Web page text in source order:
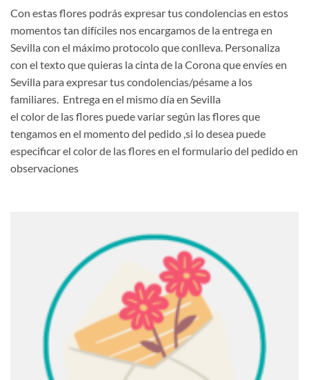
Con estas flores podrás expresar tus condolencias en estos
momentos tan difíciles nos encargamos de la entrega en
Sevilla con el máximo protocolo que conlleva. Personaliza
con el texto que quieras la cinta de la Corona que envíes en
Sevilla para expresar tus condolencias/pésame a los
familiares. Entrega en el mismo día en Sevilla
el color de las flores puede variar según las flores que
tengamos en el momento del pedido ,si lo desea puede
especificar el color de las flores en el formulario del pedido en
observaciones